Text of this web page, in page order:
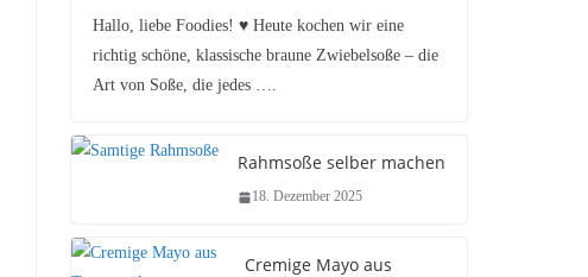
Hallo, liebe Foodies! ♥︎ Heute kochen wir eine
richtig schöne, klassische braune Zwiebelsoße – die
Art von Soße, die jedes ….
Rahmsoße selber machen
18. Dezember 2025
Cremige Mayo aus